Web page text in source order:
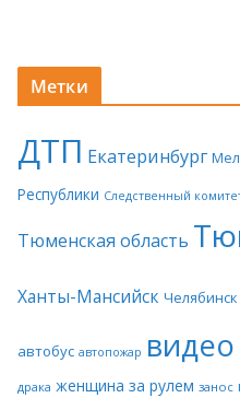
Метки
ДТП Екатеринбург
Республики Следственный
Тюменская область
Ханты-Мансийск Челябинск
автобус автопожар видео
драка женщина за рулем занос